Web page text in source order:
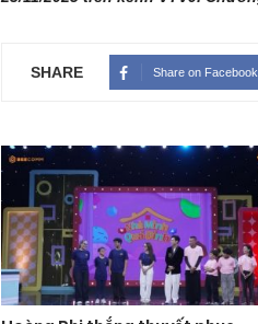
SHARE Share on Facebook